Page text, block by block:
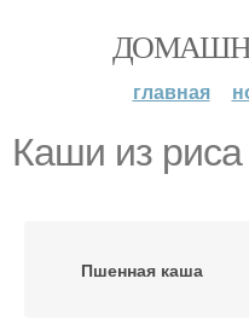
главная
Каши из риса
Пшенная каша